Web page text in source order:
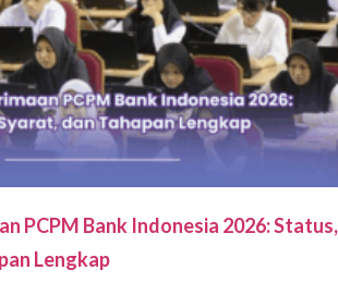
PCPM Bank Indonesia 2026: Status,
Lengkap